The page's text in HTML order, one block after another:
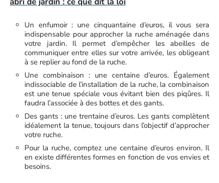
Un enfumoir : une cinquantaine d’euros, il vous sera
indispensable pour approcher la ruche aménagée dans
votre jardin. Il permet d’empêcher les abeilles de
communiquer entre elles sur votre arrivée, les obligeant
à se replier au fond de la ruche.
Une combinaison : une centaine d’euros. Également
indissociable de l’installation de la ruche, la combinaison
est une tenue spéciale vous évitant bien des piqûres. Il
faudra l’associée à des bottes et des gants.
Des gants : une trentaine d’euros. Les gants complètent
idéalement la tenue, toujours dans l’objectif d’approcher
votre ruche.
Pour la ruche, comptez une centaine d’euros environ. Il
en existe différentes formes en fonction de vos envies et
besoins.